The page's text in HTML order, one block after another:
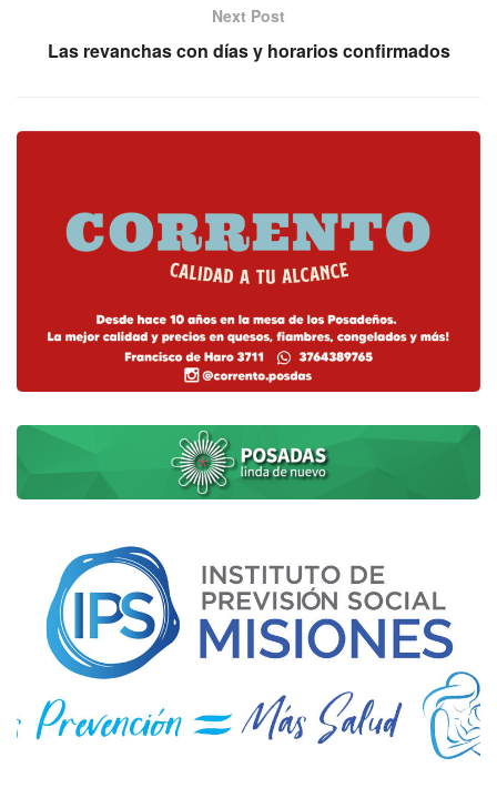
Next Post
Las revanchas con días y horarios confirmados